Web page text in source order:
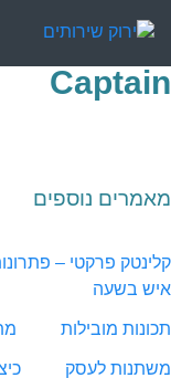
Captain
מאמרים נוספים
איש בשעה
תכונות מובילות
משתנות לעסק